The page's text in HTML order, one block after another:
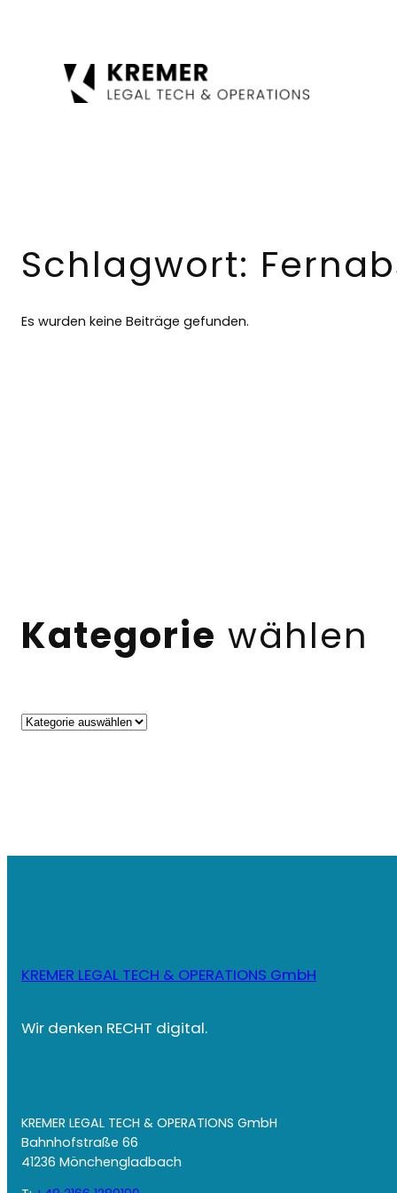
Schlagwort:
Es wurden keine Beiträge gefunden.
Kategorie wählen
KREMER LEGAL TECH & OPERATIONS GmbH
Wir denken RECHT digital.
KREMER LEGAL TECH & OPERATIONS GmbH
Bahnhofstraße 66
41236 Mönchengladbach